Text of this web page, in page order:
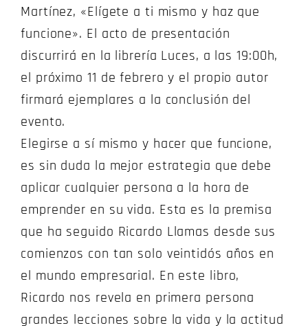
Martínez, «Elígete a ti mismo y haz que
funcione». El acto de presentación
discurrirá en la librería Luces, a las 19:00h,
el próximo 11 de febrero y el propio autor
firmará ejemplares a la conclusión del
evento.
Elegirse a sí mismo y hacer que funcione,
es sin duda la mejor estrategia que debe
aplicar cualquier persona a la hora de
emprender en su vida. Esta es la premisa
que ha seguido Ricardo Llamas desde sus
comienzos con tan solo veintidós años en
el mundo empresarial. En este libro,
Ricardo nos revela en primera persona
grandes lecciones sobre la vida y la actitud